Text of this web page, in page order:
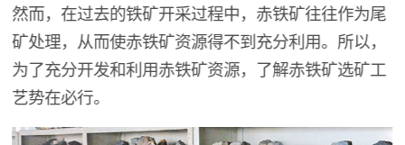
然而，在过去的铁矿开采过程中，赤铁矿往往作为尾
矿处理，从而使赤铁矿资源得不到充分利用。所以，
为了充分开发和利用赤铁矿资源，了解赤铁矿选矿工
艺势在必行。